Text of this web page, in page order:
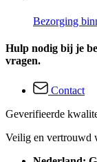
Bezorging
Hulp nodig bij je
vragen.
Contact
Geverifieerde
Veilig en vertrouwd